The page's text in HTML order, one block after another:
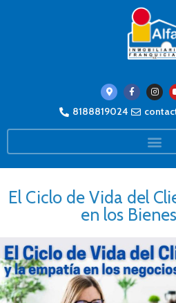
8188819024
El Ciclo de Vida del
en los